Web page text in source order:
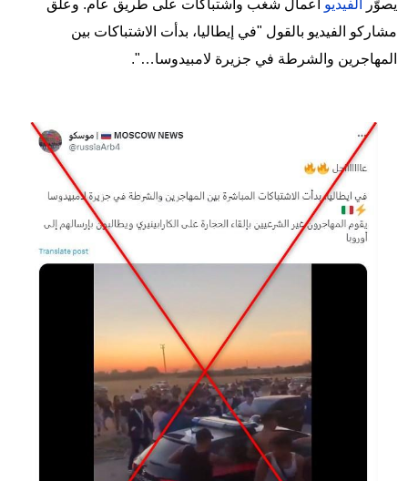
يصوّر الفيديو أعمال شغب واشتباكات على طريق عام. وعلّق
مشاركو الفيديو بالقول "في إيطاليا، بدأت الاشتباكات بين
المهاجرين والشرطة في جزيرة لامبيدوسا…".
Image